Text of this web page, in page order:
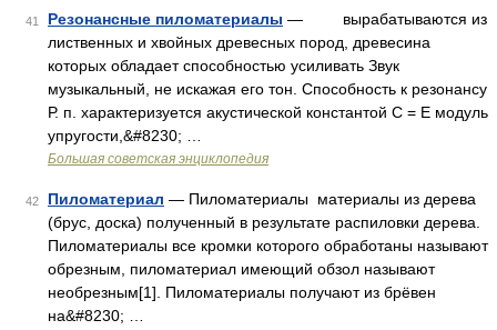
41 Резонансные пиломатериалы — вырабатываются из
лиственных и хвойных древесных пород, древесина
которых обладает способностью усиливать Звук
музыкальный, не искажая его тон. Способность к резонансу
Р. п. характеризуется акустической константой С = Е модуль
упругости,&#8230; …
Большая советская энциклопедия
42 Пиломатериал — Пиломатериалы материалы из дерева
(брус, доска) полученный в результате распиловки дерева.
Пиломатериалы все кромки которого обработаны называют
обрезным, пиломатериал имеющий обзол называют
необрезным[1]. Пиломатериалы получают из брёвен
на&#8230; …